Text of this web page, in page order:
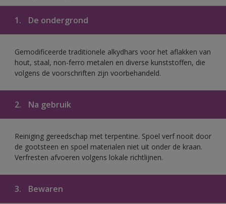
1. De ondergrond
Gemodificeerde traditionele alkydhars voor het aflakken van
hout, staal, non-ferro metalen en diverse kunststoffen, die
volgens de voorschriften zijn voorbehandeld.
2. Na gebruik
Reiniging gereedschap met terpentine. Spoel verf nooit door
de gootsteen en spoel materialen niet uit onder de kraan.
Verfresten afvoeren volgens lokale richtlijnen.
3. Bewaren